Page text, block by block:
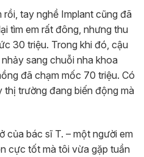
rồi, tay nghề Implant cũng đã
tìm em rất đông, nhưng thu
30 triệu. Trong khi đó, cậu
sang chuỗi nha khoa
đã chạm mốc 70 triệu. Có
thị trường đang biến động mà
của bác sĩ T. – một người em
cực tốt mà tôi vừa gặp tuần